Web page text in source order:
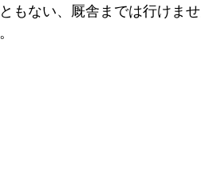
もない、厩舎までは行けま